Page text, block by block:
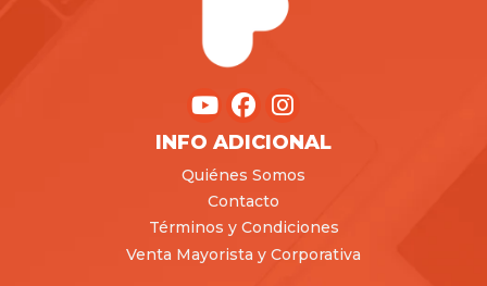
INFO ADICIONAL
Quiénes Somos
Contacto
Términos y Condiciones
Venta Mayorista y Corporativa